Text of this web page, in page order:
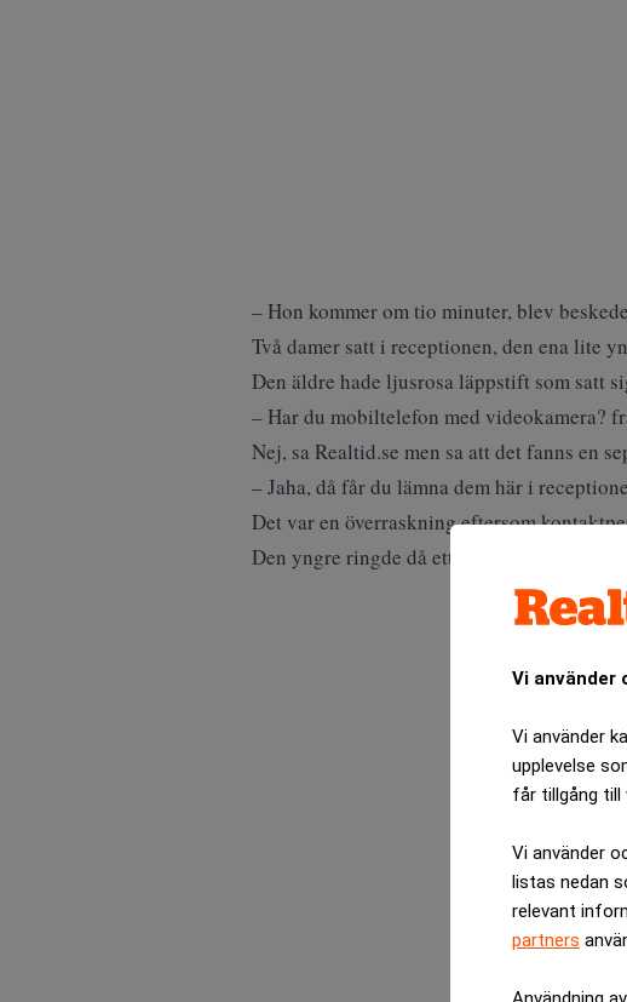
Vi använder
Vi använder
upplevelse
får tillgång till
Vi använder
listas nedan
relevant
partners
– Hon kommer om tio minuter, blev
Två damer satt i receptionen, den ena lite
Den äldre hade ljusrosa läppstift som satt
– Har du mobiltelefon med videokamera?
Nej, sa Realtid.se men sa att det fanns en
– Jaha, då får du lämna dem här i
Det var en överraskning eftersom
Den yngre ringde då ett kontrollsamtal, och